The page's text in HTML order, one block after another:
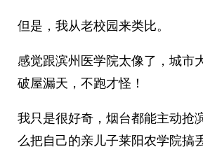
但是，我从老校园来类比。
感觉跟滨州医学院太像了，城市
破屋漏天，不跑才怪！
我只是很好奇，烟台都能主动抢
么把自己的亲儿子莱阳农学院搞